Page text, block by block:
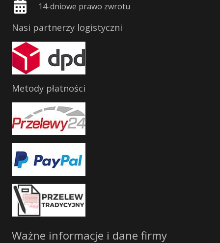
14-dniowe prawo zwrotu
Nasi partnerzy logistyczni
Metody płatności
Ważne informacje i dane firmy